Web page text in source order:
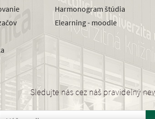
Harmonogram štúdia
Elearning - moodle
Sledujte nás cez náš pravidelný